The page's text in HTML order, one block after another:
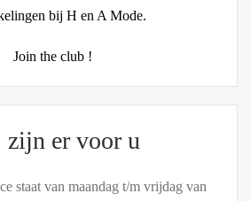
bij H en A Mode.
Join the club !
er voor u
staat van maandag t/m vrijdag van